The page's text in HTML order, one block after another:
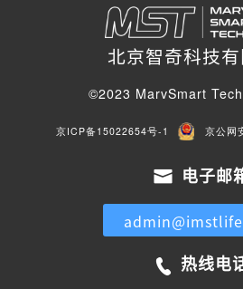
北京智奇科技有
©2023 MarvSmart
京ICP备15022654号-1 京公网
电子邮
热线电